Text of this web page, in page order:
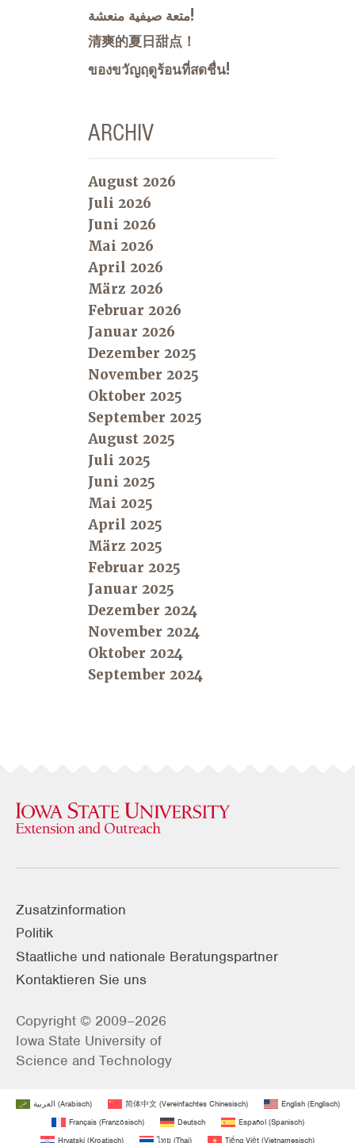
متعة صيفية منعشة!
清爽的夏日甜点！
ของขวัญฤดูร้อนที่สดชื่น!
ARCHIV
August 2026
Juli 2026
Juni 2026
Mai 2026
April 2026
März 2026
Februar 2026
Januar 2026
Dezember 2025
November 2025
Oktober 2025
September 2025
August 2025
Juli 2025
Juni 2025
Mai 2025
April 2025
März 2025
Februar 2025
Januar 2025
Dezember 2024
November 2024
Oktober 2024
September 2024
Zusatzinformation
Politik
Staatliche und nationale Beratungspartner
Kontaktieren Sie uns
Copyright © 2009–2026
Iowa State University of
Science and Technology
العربية (Arabisch) 简体中文(Vereinfachtes Chinesisch) English(Englisch)
Français(Französisch) Deutsch Español(Spanisch)
Hrvatski (Kroatisch) ไทย (Thai) Tiếng Việt (Vietnamesisch)